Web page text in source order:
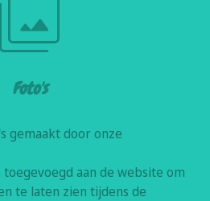
filter
Foto's
gemaakt door onze
aan de website om
te laten zien tijdens de